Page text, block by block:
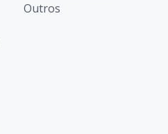
Outros